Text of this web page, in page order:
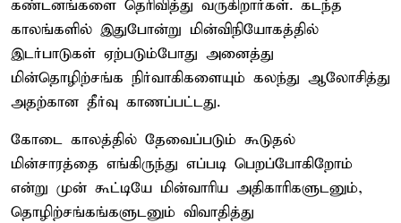
கண்டனங்களை தெரிவித்து வருகிறார்கள். கடந்த
காலங்களில் இதுபோன்று மின்விநியோகத்தில்
இடர்பாடுகள் ஏற்படும்போது அனைத்து
மின்தொழிற்சங்க நிர்வாகிகளையும் கலந்து ஆலோசித்து
அதற்கான தீர்வு காணப்பட்டது.
கோடை காலத்தில் தேவைப்படும் கூடுதல்
மின்சாரத்தை எங்கிருந்து எப்படி பெறப்போகிறோம்
என்று முன் கூட்டியே மின்வாரிய அதிகாரிகளுடனும்,
தொழிற்சங்கங்களுடனும் விவாதித்து